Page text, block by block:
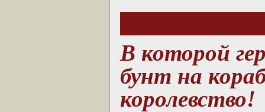
В которой
бунт на
королевство!